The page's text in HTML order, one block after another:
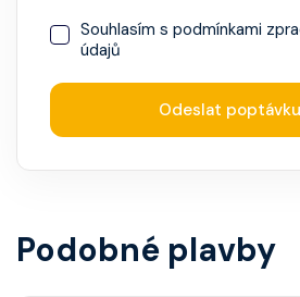
Souhlasím s podmínkami
údajů
Odeslat poptávku
Podobné plavby